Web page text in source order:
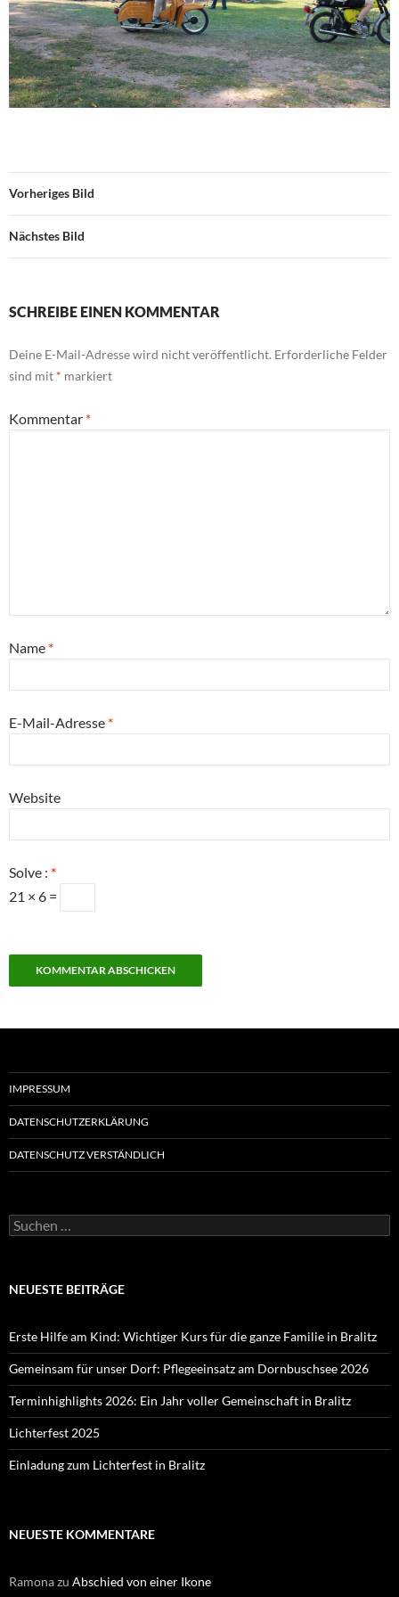
Vorheriges Bild
Nächstes Bild
SCHREIBE EINEN KOMMENTAR
Deine E-Mail-Adresse wird nicht veröffentlicht. Erforderliche Felder
sind mit * markiert
Kommentar *
Name *
E-Mail-Adresse *
Website
Solve : *
21 × 6 =
IMPRESSUM
DATENSCHUTZERKLÄRUNG
DATENSCHUTZ VERSTÄNDLICH
Suchen
nach:
NEUESTE BEITRÄGE
Erste Hilfe am Kind: Wichtiger Kurs für die ganze Familie in Bralitz
Gemeinsam für unser Dorf: Pflegeeinsatz am Dornbuschsee 2026
Terminhighlights 2026: Ein Jahr voller Gemeinschaft in Bralitz
Lichterfest 2025
Einladung zum Lichterfest in Bralitz
NEUESTE KOMMENTARE
Ramonazu Abschied von einer Ikone